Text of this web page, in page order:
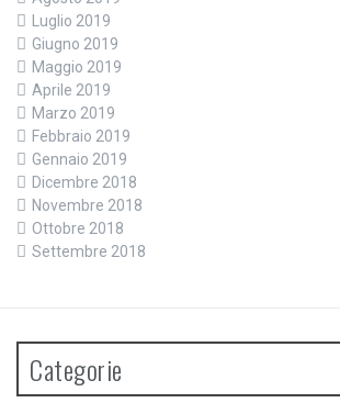
Luglio 2019
Giugno 2019
Maggio 2019
Aprile 2019
Marzo 2019
Febbraio 2019
Gennaio 2019
Dicembre 2018
Novembre 2018
Ottobre 2018
Settembre 2018
Categorie